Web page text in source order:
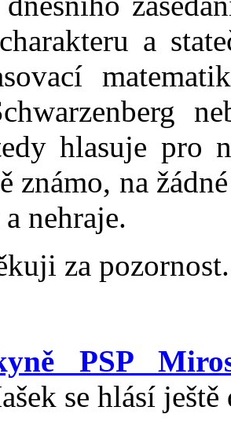
a
hlasuje pro
známo, na
nehraje.
za
PSP
se hlásí